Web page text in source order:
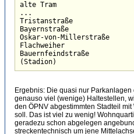
alte Tram
...
Tristanstraße
Bayernstraße
Oskar-von-Millerstraße
Flachweiher
Bauernfeindstraße
(Stadion)
Ergebnis: Die quasi nur
genauso viel (wenige) Haltestellen,
den ÖPNV abgestimmten Stadteil
soll. Das ist viel zu wenig!
geradezu schon abgelegen
streckentechnisch um jene